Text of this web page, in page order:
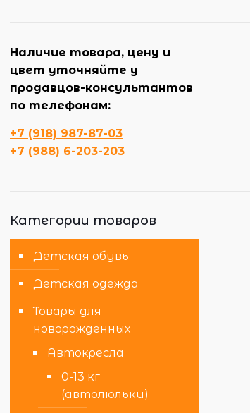
Наличие товара, цену и
цвет уточняйте у
продавцов-консультантов
по телефонам:
+7 (918) 987-87-03
+7 (988) 6-203-203
Категории товаров
Детская обувь
Детская одежда
Товары для
новорожденных
Автокресла
0-13 кг
(автолюльки)